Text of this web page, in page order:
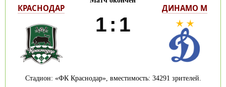
КРАСНОДАР
1 : 1
ДИНАМО М
Стадион: «ФК Краснодар», вместимость: 34291 зрителей.